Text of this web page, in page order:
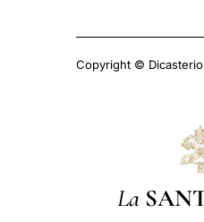
Copyright ©
La